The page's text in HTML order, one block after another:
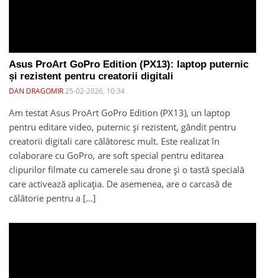
Asus ProArt GoPro Edition (PX13): laptop puternic
și rezistent pentru creatorii digitali
DAN DRAGOMIR25-02-2026, 10:34
Am testat Asus ProArt GoPro Edition (PX13), un laptop
pentru editare video, puternic și rezistent, gândit pentru
creatorii digitali care călătoresc mult. Este realizat în
colaborare cu GoPro, are soft special pentru editarea
clipurilor filmate cu camerele sau drone și o tastă specială
care activează aplicația. De asemenea, are o carcasă de
călătorie pentru a […]